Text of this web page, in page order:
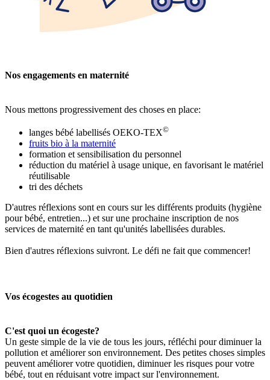
Nos engagements en maternité
Nous mettons progressivement des choses en place:
langes bébé labellisés OEKO-TEX©
fruits bio à la maternité
formation et sensibilisation du personnel
réduction du matériel à usage unique, en favorisant le matériel
réutilisable
tri des déchets
D'autres réflexions sont en cours sur les différents produits (hygiène
pour bébé, entretien...) et sur une prochaine inscription de nos
services de maternité en tant qu'unités labellisées durables.
Bien d'autres réflexions suivront. Le défi ne fait que commencer!
Vos écogestes au quotidien
C'est quoi un écogeste?
Un geste simple de la vie de tous les jours, réfléchi pour diminuer la
pollution et améliorer son environnement. Des petites choses simples
peuvent améliorer votre quotidien, diminuer les risques pour votre
bébé, tout en réduisant votre impact sur l'environnement.